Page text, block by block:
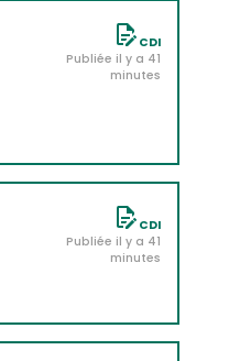
CDI
Publiée il y a 41
minutes
CDI
Publiée il y a 41
minutes